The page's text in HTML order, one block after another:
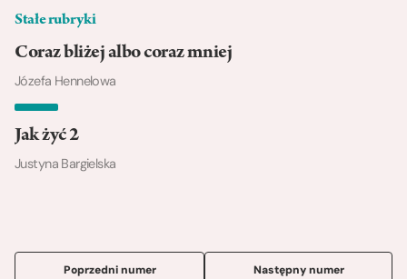
Stałe rubryki
Coraz bliżej albo coraz mniej
Józefa Hennelowa
Jak żyć 2
Justyna Bargielska
Poprzedni numer Następny numer